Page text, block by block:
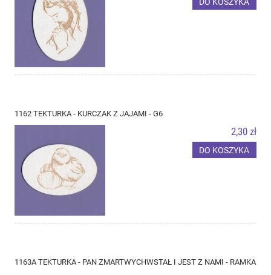
1162 TEKTURKA - KURCZAK Z JAJAMI - G6
2,30 zł
DO KOSZYKA
1163A TEKTURKA - PAN ZMARTWYCHWSTAŁ I JEST Z NAMI - RAMKA